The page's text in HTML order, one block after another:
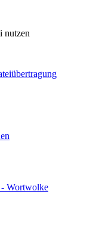
nutzen